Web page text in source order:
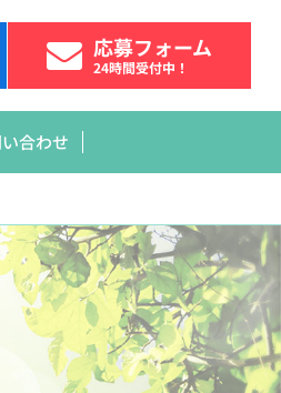
応募フォーム
24時間受付中！
合わせ